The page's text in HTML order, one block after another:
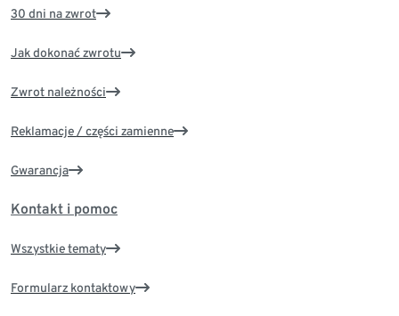
30 dni na zwrot
Jak dokonać zwrotu
Zwrot należności
Reklamacje / części zamienne
Gwarancja
Kontakt i pomoc
Wszystkie tematy
Formularz kontaktowy